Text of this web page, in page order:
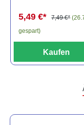
5,49 €* 7,49 €*
gespart)
Kaufen